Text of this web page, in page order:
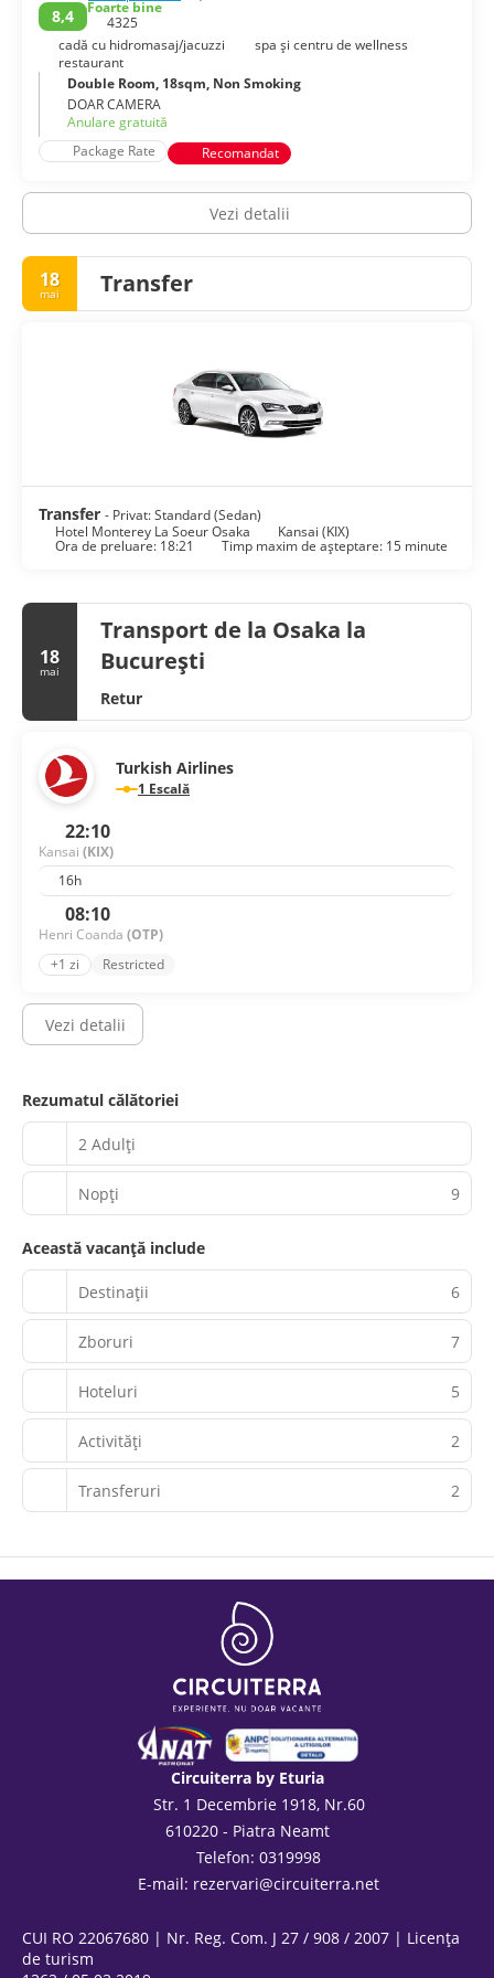
oraș ca mărime din Japonia oferă o atmosferă incitantă, cu
conexiuni fantastice către unele dintre cele mai istorice
orașe din Japonia.
8,4
Foarte bine
4325
cadă cu hidromasaj/jacuzzi
spa și centru de wellness
restaurant
Double Room, 18sqm, Non Smoking
DOAR CAMERA
Anulare gratuită
Package Rate
Recomandat
Vezi detalii
18
mai Transfer
Transfer - Privat: Standard (Sedan)
Hotel Monterey La Soeur Osaka
Kansai (KIX)
Ora de preluare: 18:21 Timp maxim de așteptare: 15 minute
18
mai
Transport de la Osaka la
București
Retur
Turkish Airlines
1 Escală
22:10
Kansai (KIX)
16h
08:10
Henri Coanda (OTP)
+1 zi
Restricted
Vezi detalii
Rezumatul călătoriei
2 Adulți
Nopţi 9
Această vacanță include
Destinații 6
Zboruri 7
Hoteluri 5
Activităţi 2
Transferuri 2
Circuiterra by Eturia
Str. 1 Decembrie 1918, Nr.60
610220 - Piatra Neamt
Telefon: 0319998
E-mail: rezervari@circuiterra.net
CUI RO 22067680 | Nr. Reg. Com. J 27 / 908 / 2007 | Licența
de turism